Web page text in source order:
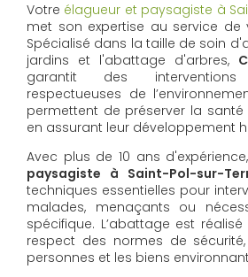
Votre élagueur et paysagiste à
met son expertise au service de
Spécialisé dans la taille de soin
jardins et l'abattage d'arbres,
garantit des
respectueuses de
permettent de préserver la
en assurant leur développement
Avec plus de 10 ans
paysagiste à Saint-Pol-sur-
techniques essentielles pour
malades, menaçants ou
spécifique. L’abattage est
respect des normes de
personnes et les biens